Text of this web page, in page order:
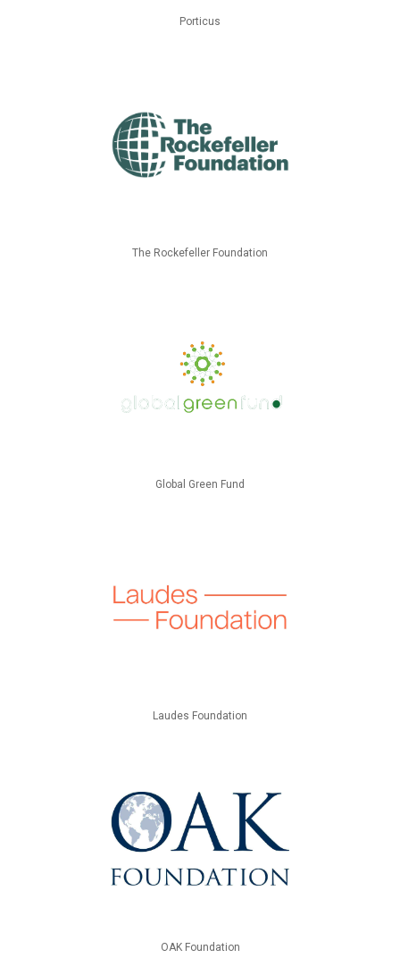
Porticus
The Rockefeller Foundation
Global Green Fund
Laudes Foundation
OAK Foundation